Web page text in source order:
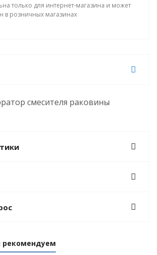
только для интернет-магазина и может
в розничных магазинах
смесителя раковины
рекомендуем